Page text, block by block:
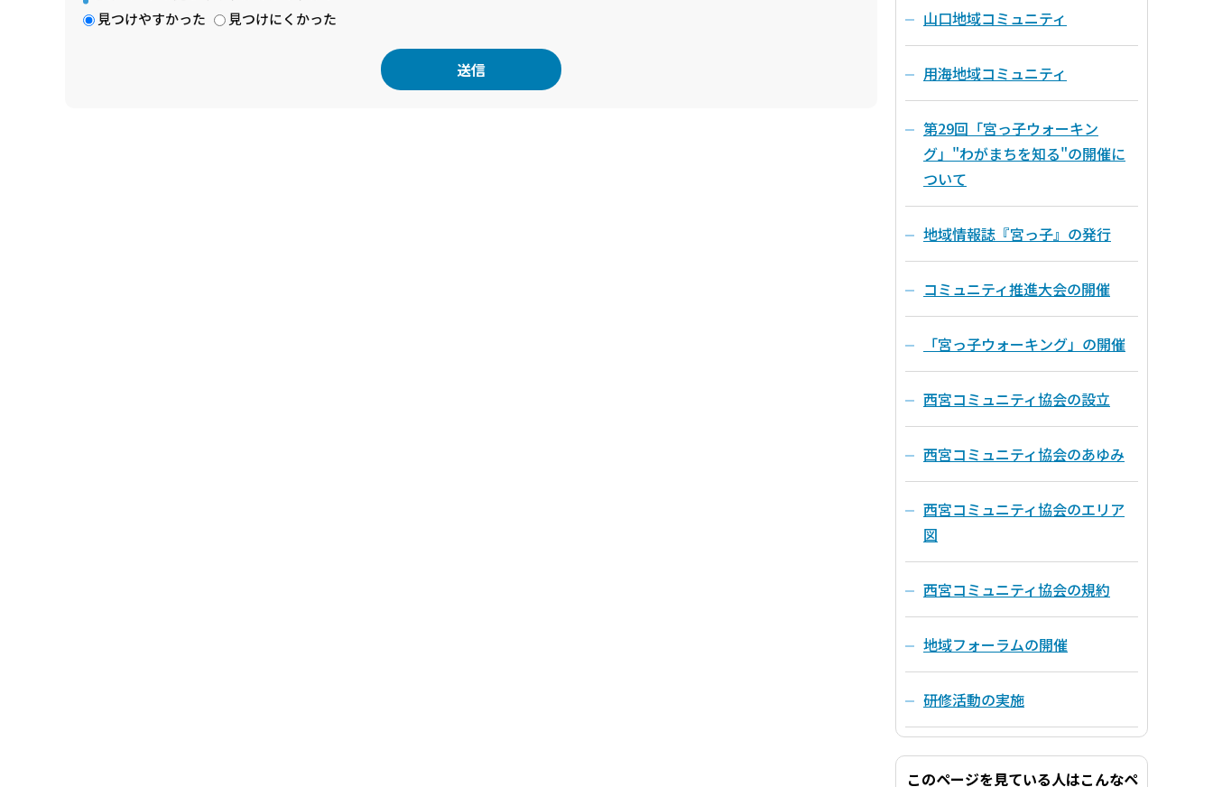
見つけやすかった
見つけにくかった 山口地域コミュニティ
用海地域コミュニティ
第29回「宮っ子ウォーキン
グ」"わがまちを知る"の開催に
ついて
地域情報誌『宮っ子』の発行
コミュニティ推進大会の開催
「宮っ子ウォーキング」の開催
西宮コミュニティ協会の設立
西宮コミュニティ協会のあゆみ
西宮コミュニティ協会のエリア
図
西宮コミュニティ協会の規約
地域フォーラムの開催
研修活動の実施
このページを見ている人はこんなペ